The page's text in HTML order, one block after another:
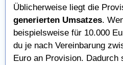
Üblicherweise liegt die
generierten Umsatzes.
beispielsweise für 10.000
du je nach Vereinbarung
Euro an Provision. Dadurch